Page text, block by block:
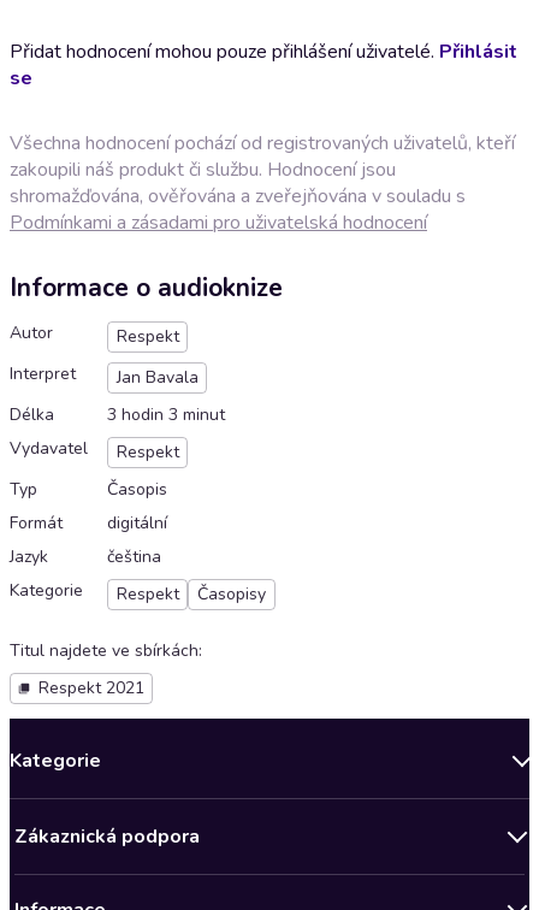
Přidat hodnocení mohou pouze přihlášení uživatelé. Přihlásit
se
Všechna hodnocení pochází od registrovaných uživatelů, kteří
zakoupili náš produkt či službu. Hodnocení jsou
shromažďována, ověřována a zveřejňována v souladu s
Podmínkami a zásadami pro uživatelská hodnocení
Informace o audioknize
Autor
Respekt
Interpret
Jan Bavala
Délka
3 hodin 3 minut
Vydavatel
Respekt
Typ
Časopis
Formát
digitální
Jazyk
čeština
Kategorie
Respekt Časopisy
Titul najdete ve sbírkách:
Respekt 2021
Kategorie
Bestsellery měsíce
Zákaznická podpora